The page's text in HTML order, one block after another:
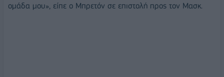
ομάδα μου», είπε ο Μπρετόν σε επιστολή προς τον Μασκ.